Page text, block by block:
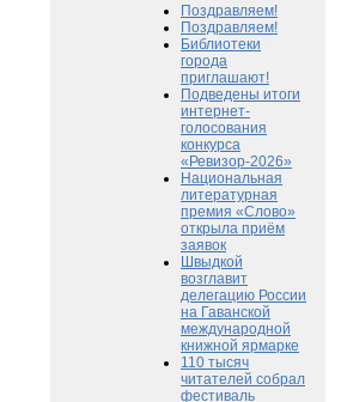
Поздравляем!
Поздравляем!
Библиотеки
города
приглашают!
Подведены итоги
интернет-
голосования
конкурса
«Ревизор-2026»
Национальная
литературная
премия «Слово»
открыла приём
заявок
Швыдкой
возглавит
делегацию России
на Гаванской
международной
книжной ярмарке
110 тысяч
читателей собрал
фестиваль